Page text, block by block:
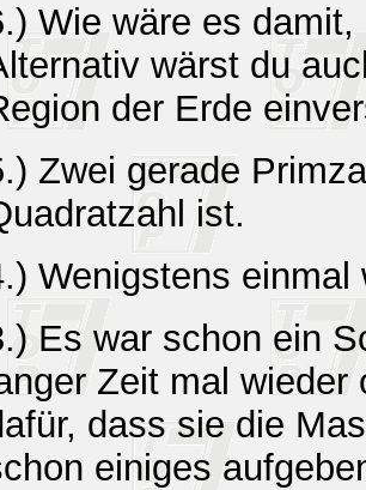
Wie wäre es
wärst du
der Erde
Zwei gerade
ist.
Wenigstens
Es war schon ein
Zeit mal
dass sie die
einiges